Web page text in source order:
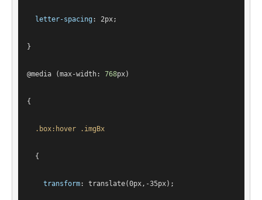
letter-spacing: 2px;
}
@media (max-width: 768px)
{
.box:hover .imgBx
  {
transform: translate(0px,-35px);